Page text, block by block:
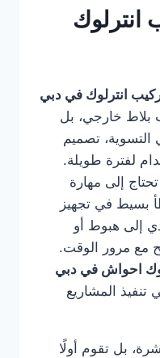
انترلوك في دبي
بلاط خارجي، بل
تصميم
لفترة طويلة.
إلى مهارة
بسيط في تجهيز
إلى هبوط أو
مع مرور الوقت.
احواش في دبي
المشاريع
بل تقوم أولًا